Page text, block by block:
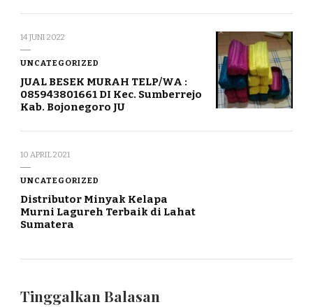
14 JUNI 2022
UNCATEGORIZED
JUAL BESEK MURAH TELP/WA :
085943801661 DI Kec. Sumberrejo
Kab. Bojonegoro JU
10 APRIL 2021
UNCATEGORIZED
Distributor Minyak Kelapa
Murni Lagureh Terbaik di Lahat
Sumatera
Tinggalkan Balasan